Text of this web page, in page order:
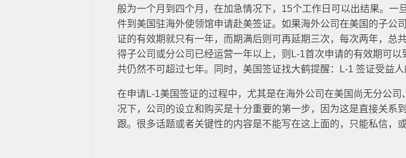
般为一个月到四个月，在加急情况下，15个工作日可以出结果。一
件到美国驻海外使领馆申请赴美签证。如果海外公司在美国的子公
证的有效期就只有一年，而期满后则可再延期三次，每次两年，总
得子公司或分公司已经运营一年以上，则L-1首次申请的有效期可
共仍然不可超过七年。同时，美国签证找大鹤提醒：L-1 签证受益人
在申请L-1美国签证的过程中，尤其是在海外公司在美国尚无分公
况下，公司的设立和购买是十分重要的第一步，因为这是直接关系
跟。很多话题或者关键性的内容是不能写在这上面的，只能私信，